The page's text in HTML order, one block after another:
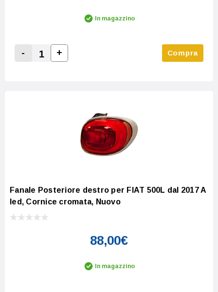
In magazzino
Decrease Quantity:
-
Increase Quantity:
+ Compra
Fanale Posteriore destro per FIAT 500L dal 2017 A
led, Cornice cromata, Nuovo
88,00€
In magazzino